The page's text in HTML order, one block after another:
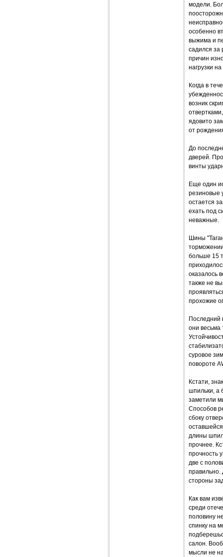
модели.
особенно
выжима и
садился за
причин
нагрузки
Когда в
возник
ядовито
от
До
дверей.
винты
Еще один
резиновые
остается
ехать под
неважные.
Шины
больше 15
оказалось
также не
прохожие
Последний
они весьма
суровое
повороте
Кстати,
шпильки, а
заметили
Способов
сбоку
длины
прочнее.
прочность
две с
правильно.
стороны
Как вам
среди
половину
спинку на
салон.
мысли не